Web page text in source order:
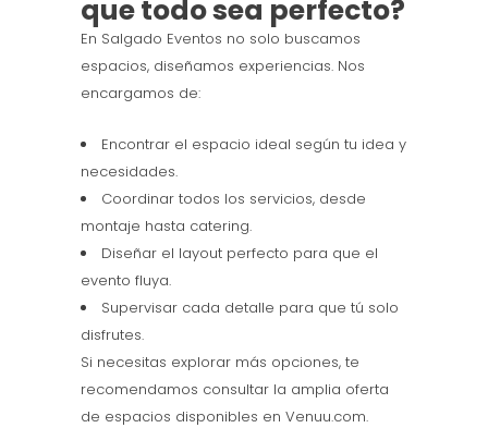
que todo sea perfecto?
En Salgado Eventos no solo buscamos
espacios, diseñamos experiencias. Nos
encargamos de:
Encontrar el espacio ideal según tu idea y
necesidades.
Coordinar todos los servicios, desde
montaje hasta catering.
Diseñar el layout perfecto para que el
evento fluya.
Supervisar cada detalle para que tú solo
disfrutes.
Si necesitas explorar más opciones, te
recomendamos consultar la amplia oferta
de espacios disponibles en Venuu.com.